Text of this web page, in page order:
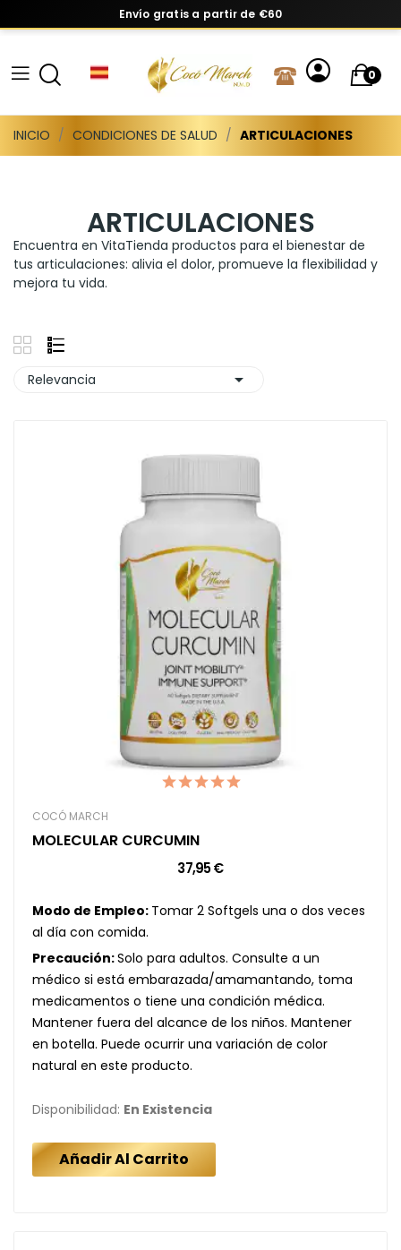
Envío gratis a partir de €60
0
INICIO CONDICIONES DE SALUD ARTICULACIONES
ARTICULACIONES
Encuentra en VitaTienda productos para el bienestar de
tus articulaciones: alivia el dolor, promueve la flexibilidad y
mejora tu vida.
Relevancia 
COCÓ MARCH
MOLECULAR CURCUMIN
37,95 €
Modo de Empleo: Tomar 2 Softgels una o dos veces
al día con comida.
Precaución:Solo para adultos. Consulte a un
médico si está embarazada/amamantando, toma
medicamentos o tiene una condición médica.
Mantener fuera del alcance de los niños. Mantener
en botella. Puede ocurrir una variación de color
natural en este producto.
Disponibilidad: En Existencia
Añadir Al Carrito